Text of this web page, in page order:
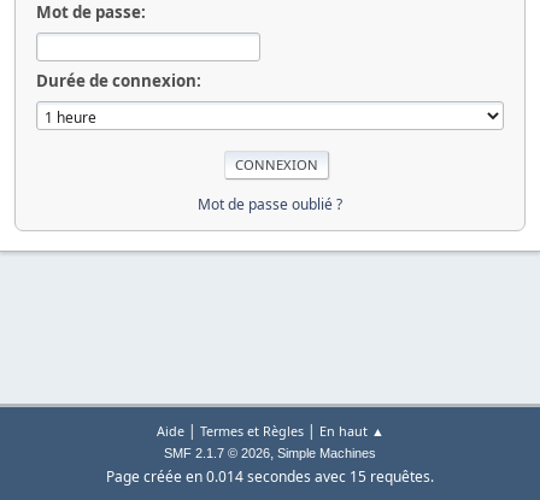
Mot de passe:
Durée de connexion:
Mot de passe oublié ?
Aide| Termes et Règles| En haut ▲
SMF 2.1.7 © 2026, Simple Machines
Page créée en 0.014 secondes avec 15 requêtes.